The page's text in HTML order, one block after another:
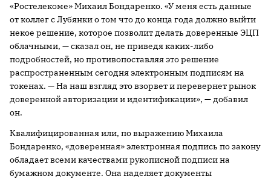
«Ростелекоме» Михаил Бондаренко. «У меня есть данные
от коллег с Лубянки о том что до конца года должно выйти
некое решение, которое позволит делать доверенные ЭЦП
облачными, — сказал он, не приведя каких-либо
подробностей, но противопоставляя это решение
распространенным сегодня электронным подписям на
токенах. — На наш взгляд это взорвет и перевернет рынок
доверенной авторизации и идентификации», — добавил
он.
Квалифицированная или, по выражению Михаила
Бондаренко, «доверенная» электронная подпись по закону
обладает всеми качествами рукописной подписи на
бумажном документе. Она наделяет документы